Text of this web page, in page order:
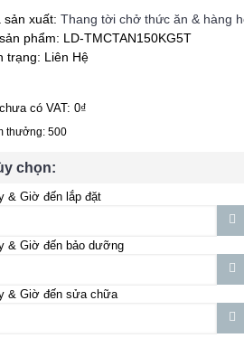
sản xuất:Thang tời chở thức ăn & hàng
phẩm: LD-TMCTAN150KG5T
trạng: Liên Hệ
có VAT: 0₫
thưởng: 500
chọn:
& Giờ đến lắp đặt
& Giờ đến bảo dưỡng
& Giờ đến sửa chữa